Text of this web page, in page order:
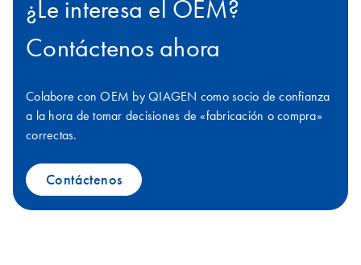
¿Le interesa el OEM?
Contáctenos ahora
Colabore con OEM by QIAGEN como socio de confianza
a la hora de tomar decisiones de «fabricación o compra»
correctas.
Contáctenos